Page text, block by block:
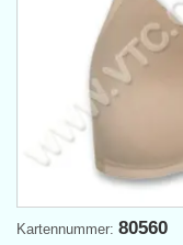
Kartennummer: 80560